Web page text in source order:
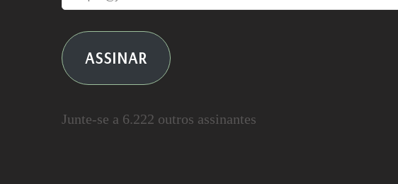
ASSINAR
Junte-se a 6.222 outros assinantes